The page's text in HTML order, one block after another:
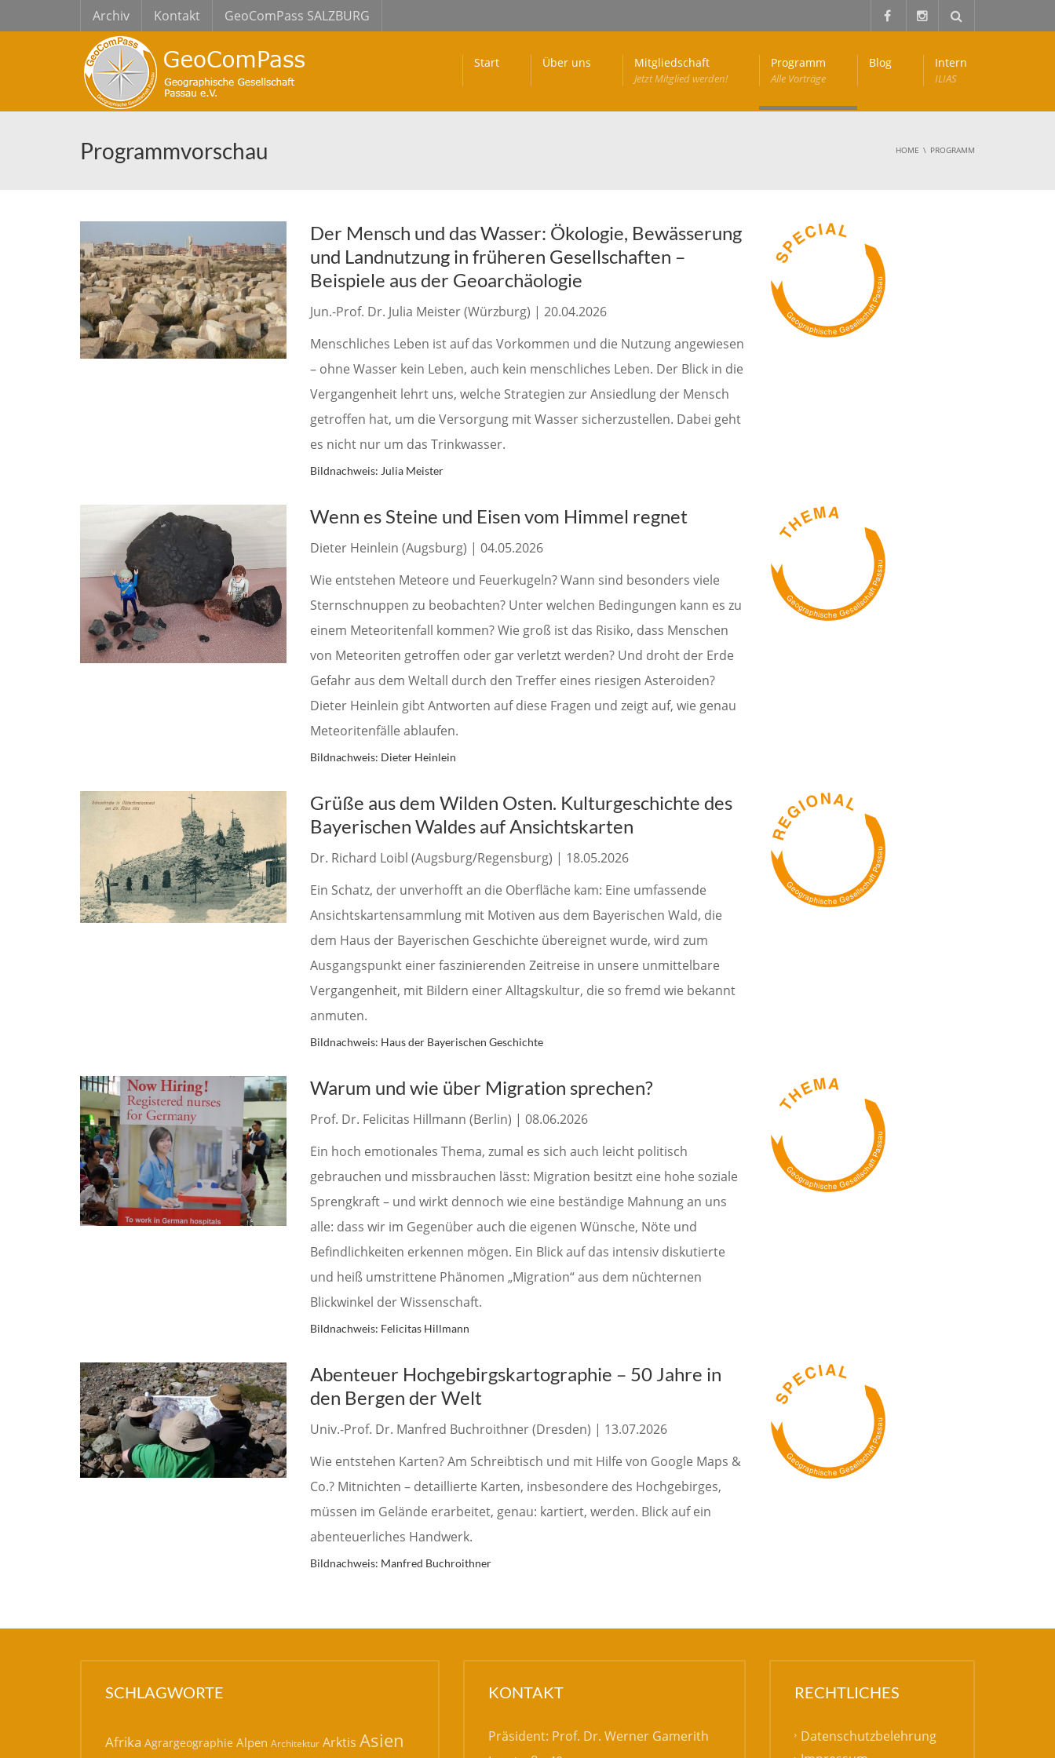
Archiv Kontakt GeoComPass SALZBURG
Start Über uns Mitgliedschaft
Jetzt Mitglied werden!
Programm
Alle Vorträge
Blog Intern
ILIAS
Programmvorschau HOME PROGRAMM
Der Mensch und das Wasser: Ökologie, Bewässerung
und Landnutzung in früheren Gesellschaften –
Beispiele aus der Geoarchäologie
Jun.-Prof. Dr. Julia Meister (Würzburg) | 20.04.2026
Menschliches Leben ist auf das Vorkommen und die Nutzung angewiesen
– ohne Wasser kein Leben, auch kein menschliches Leben. Der Blick in die
Vergangenheit lehrt uns, welche Strategien zur Ansiedlung der Mensch
getroffen hat, um die Versorgung mit Wasser sicherzustellen. Dabei geht
es nicht nur um das Trinkwasser.
Bildnachweis: Julia Meister
Wenn es Steine und Eisen vom Himmel regnet
Dieter Heinlein (Augsburg) | 04.05.2026
Wie entstehen Meteore und Feuerkugeln? Wann sind besonders viele
Sternschnuppen zu beobachten? Unter welchen Bedingungen kann es zu
einem Meteoritenfall kommen? Wie groß ist das Risiko, dass Menschen
von Meteoriten getroffen oder gar verletzt werden? Und droht der Erde
Gefahr aus dem Weltall durch den Treffer eines riesigen Asteroiden?
Dieter Heinlein gibt Antworten auf diese Fragen und zeigt auf, wie genau
Meteoritenfälle ablaufen.
Bildnachweis: Dieter Heinlein
Grüße aus dem Wilden Osten. Kulturgeschichte des
Bayerischen Waldes auf Ansichtskarten
Dr. Richard Loibl (Augsburg/Regensburg) | 18.05.2026
Ein Schatz, der unverhofft an die Oberfläche kam: Eine umfassende
Ansichtskartensammlung mit Motiven aus dem Bayerischen Wald, die
dem Haus der Bayerischen Geschichte übereignet wurde, wird zum
Ausgangspunkt einer faszinierenden Zeitreise in unsere unmittelbare
Vergangenheit, mit Bildern einer Alltagskultur, die so fremd wie bekannt
anmuten.
Bildnachweis: Haus der Bayerischen Geschichte
Warum und wie über Migration sprechen?
Prof. Dr. Felicitas Hillmann (Berlin) | 08.06.2026
Ein hoch emotionales Thema, zumal es sich auch leicht politisch
gebrauchen und missbrauchen lässt: Migration besitzt eine hohe soziale
Sprengkraft – und wirkt dennoch wie eine beständige Mahnung an uns
alle: dass wir im Gegenüber auch die eigenen Wünsche, Nöte und
Befindlichkeiten erkennen mögen. Ein Blick auf das intensiv diskutierte
und heiß umstrittene Phänomen „Migration“ aus dem nüchternen
Blickwinkel der Wissenschaft.
Bildnachweis: Felicitas Hillmann
Abenteuer Hochgebirgskartographie – 50 Jahre in
den Bergen der Welt
Univ.-Prof. Dr. Manfred Buchroithner (Dresden) | 13.07.2026
Wie entstehen Karten? Am Schreibtisch und mit Hilfe von Google Maps &
Co.? Mitnichten – detaillierte Karten, insbesondere des Hochgebirges,
müssen im Gelände erarbeitet, genau: kartiert, werden. Blick auf ein
abenteuerliches Handwerk.
Bildnachweis: Manfred Buchroithner
SCHLAGWORTE
Afrika Agrargeographie Alpen Architektur Arktis Asien
KONTAKT
Präsident: Prof. Dr. Werner Gamerith
RECHTLICHES
Datenschutzbelehrung